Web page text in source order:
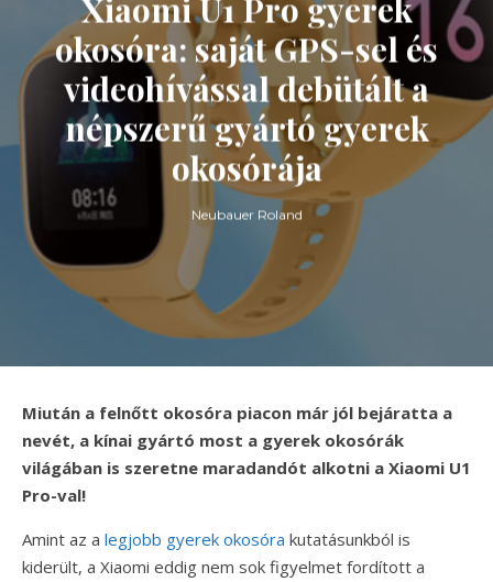
Xiaomi U1 Pro gyerek
okosóra: saját GPS-sel és
videohívással debütált a
népszerű gyártó gyerek
okosórája
Neubauer Roland
Miután a felnőtt okosóra piacon már jól bejáratta a
nevét, a kínai gyártó most a gyerek okosórák
világában is szeretne maradandót alkotni a Xiaomi U1
Pro-val!
Amint az a legjobb gyerek okosóra kutatásunkból is
kiderült, a Xiaomi eddig nem sok figyelmet fordított a